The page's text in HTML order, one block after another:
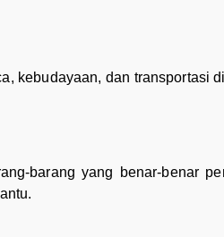
kebudayaan, dan transportasi
barang yang benar-benar